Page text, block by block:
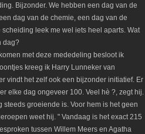
Bijzonder. We hebben een dag van de
dag van de chemie, een dag van de
leek me wel iets heel aparts. Wat
dag?
met deze mededeling besloot ik
kreeg ik Harry Lunneker van
vindt het zelf ook een bijzonder initiatief. Er
elke dag ongeveer 100. Veel hè ?, zegt hij.
groeiende is. Voor hem is het geen
weet hij. " Vandaag is het exact 215
tussen Willem Meers en Agatha